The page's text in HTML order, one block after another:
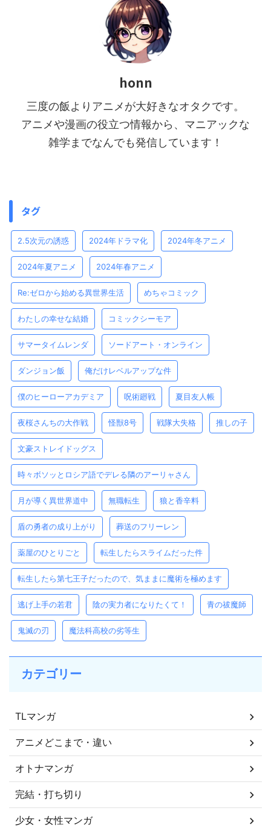
honn
三度の飯よりアニメが大好きなオタクです。
アニメや漫画の役立つ情報から、マニアックな
雑学までなんでも発信しています！
タグ
2.5次元の誘惑 2024年ドラマ化 2024年冬アニメ
2024年夏アニメ 2024年春アニメ
Re:ゼロから始める異世界生活 めちゃコミック
わたしの幸せな結婚 コミックシーモア
サマータイムレンダ ソードアート・オンライン
ダンジョン飯 俺だけレベルアップな件
僕のヒーローアカデミア 呪術廻戦 夏目友人帳
夜桜さんちの大作戦 怪獣8号 戦隊大失格 推しの子
文豪ストレイドッグス
時々ボソッとロシア語でデレる隣のアーリャさん
月が導く異世界道中 無職転生 狼と香辛料
盾の勇者の成り上がり 葬送のフリーレン
薬屋のひとりごと 転生したらスライムだった件
転生したら第七王子だったので、気ままに魔術を極めます
逃げ上手の若君 陰の実力者になりたくて！ 青の祓魔師
鬼滅の刃 魔法科高校の劣等生
カテゴリー
TLマンガ
アニメどこまで・違い
オトナマンガ
完結・打ち切り
少女・女性マンガ